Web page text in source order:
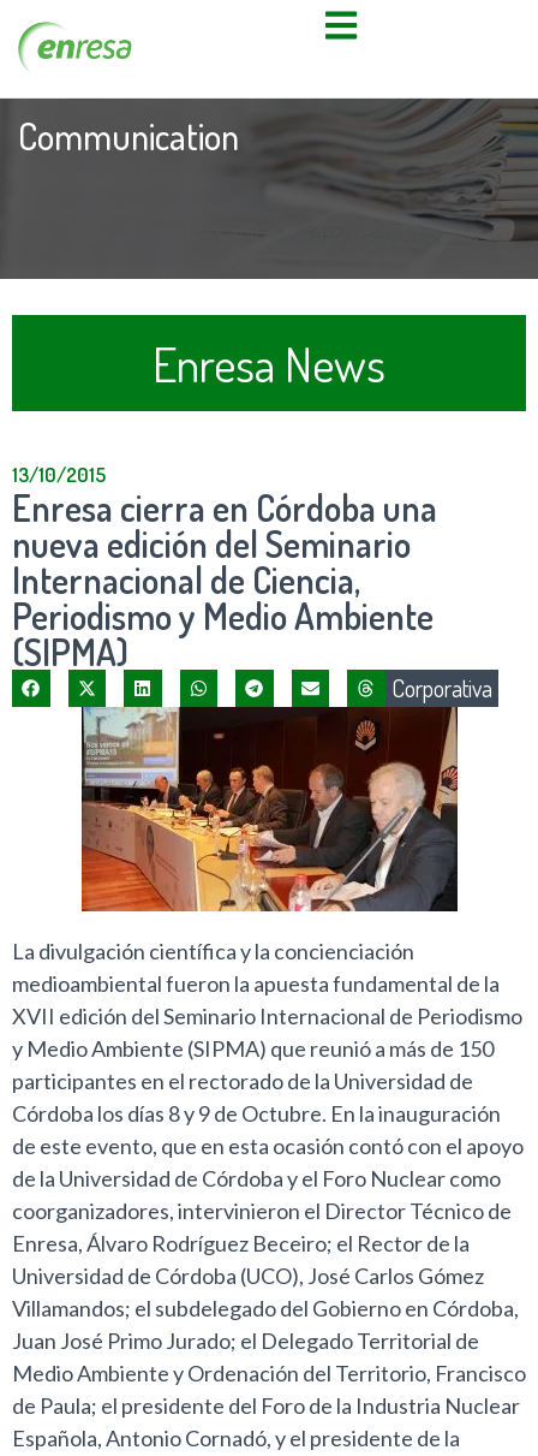
Communication
Enresa News
13/10/2015
Enresa cierra en Córdoba una
nueva edición del Seminario
Internacional de Ciencia,
Periodismo y Medio Ambiente
(SIPMA)
Corporativa
La divulgación científica y la concienciación
medioambiental fueron la apuesta fundamental de la
XVII edición del Seminario Internacional de Periodismo
y Medio Ambiente (SIPMA) que reunió a más de 150
participantes en el rectorado de la Universidad de
Córdoba los días 8 y 9 de Octubre. En la inauguración
de este evento, que en esta ocasión contó con el apoyo
de la Universidad de Córdoba y el Foro Nuclear como
coorganizadores, intervinieron el Director Técnico de
Enresa, Álvaro Rodríguez Beceiro; el Rector de la
Universidad de Córdoba (UCO), José Carlos Gómez
Villamandos; el subdelegado del Gobierno en Córdoba,
Juan José Primo Jurado; el Delegado Territorial de
Medio Ambiente y Ordenación del Territorio, Francisco
de Paula; el presidente del Foro de la Industria Nuclear
Española, Antonio Cornadó, y el presidente de la